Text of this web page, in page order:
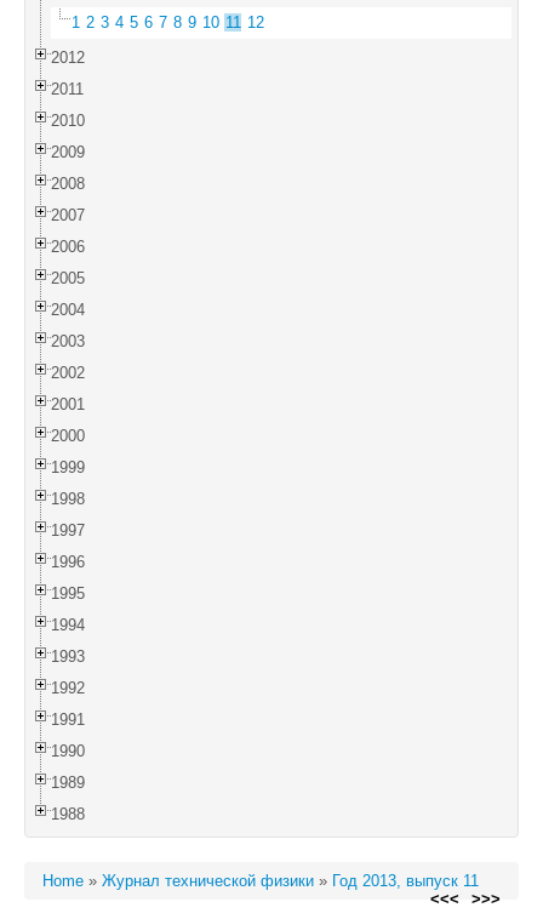
1 2 3 4 5 6 7 8 9 10 11 12
2012
2011
2010
2009
2008
2007
2006
2005
2004
2003
2002
2001
2000
1999
1998
1997
1996
1995
1994
1993
1992
1991
1990
1989
1988
Home » Журнал технической физики » Год 2013, выпуск 11
<<<
>>>